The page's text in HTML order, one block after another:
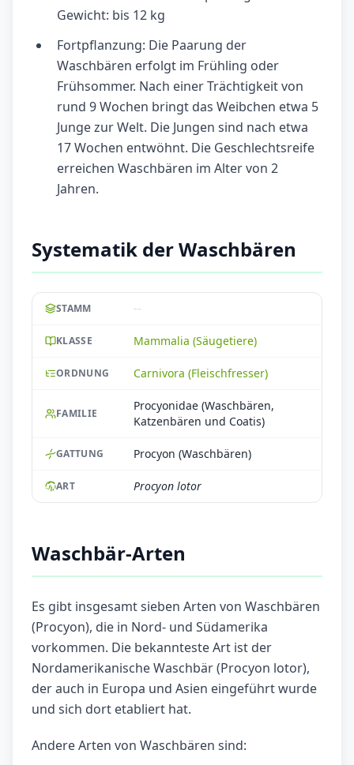
Gewicht: bis 12 kg
Fortpflanzung: Die Paarung der
Waschbären erfolgt im Frühling oder
Frühsommer. Nach einer Trächtigkeit von
rund 9 Wochen bringt das Weibchen etwa 5
Junge zur Welt. Die Jungen sind nach etwa
17 Wochen entwöhnt. Die Geschlechtsreife
erreichen Waschbären im Alter von 2
Jahren.
Systematik der Waschbären
STAMM --
KLASSE Mammalia (Säugetiere)
ORDNUNG Carnivora (Fleischfresser)
FAMILIE
Procyonidae (Waschbären,
Katzenbären und Coatis)
GATTUNG Procyon (Waschbären)
ART Procyon lotor
Waschbär-Arten
Es gibt insgesamt sieben Arten von Waschbären
(Procyon), die in Nord- und Südamerika
vorkommen. Die bekannteste Art ist der
Nordamerikanische Waschbär (Procyon lotor),
der auch in Europa und Asien eingeführt wurde
und sich dort etabliert hat.
Andere Arten von Waschbären sind: